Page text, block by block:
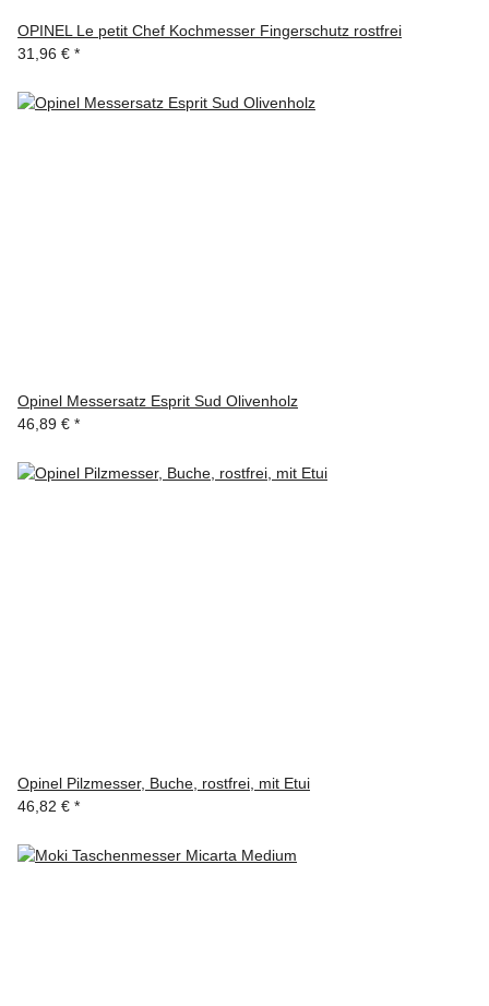
OPINEL Le petit Chef Kochmesser Fingerschutz rostfrei
31,96 € *
Opinel Messersatz Esprit Sud Olivenholz
46,89 € *
Opinel Pilzmesser, Buche, rostfrei, mit Etui
46,82 € *